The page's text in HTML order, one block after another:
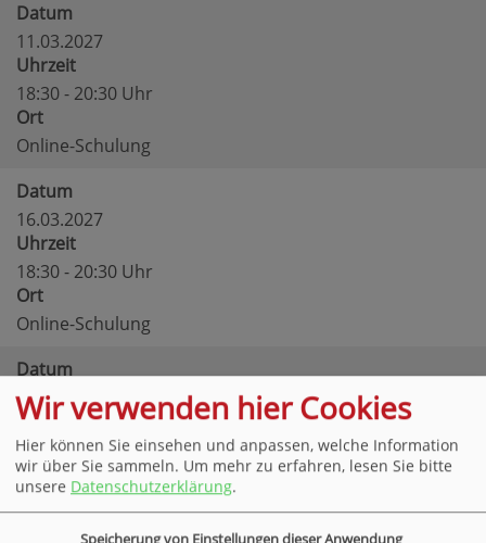
Datum
11.03.2027
Uhrzeit
18:30 - 20:30 Uhr
Ort
Online-Schulung
Datum
16.03.2027
Uhrzeit
18:30 - 20:30 Uhr
Ort
Online-Schulung
Datum
18.03.2027
Uhrzeit
18:30 - 20:30 Uhr
Ort
Online-Schulung
Wir verwenden hier Cookies
Hier können Sie einsehen und anpassen, welche Information
wir über Sie sammeln. Um mehr zu erfahren, lesen Sie bitte
unsere Datenschutzerklärung.
Speicherung von Einstellungen dieser Anwendung